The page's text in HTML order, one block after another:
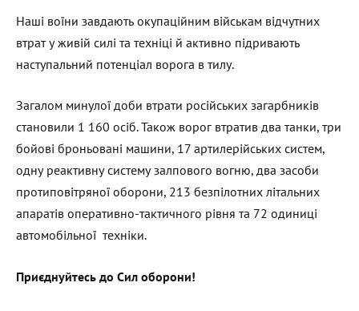
Наші воїни завдають окупаційним військам відчутних
втрат у живій силі та техніці й активно підривають
наступальний потенціал ворога в тилу.
Загалом минулої доби втрати російських загарбників
становили 1 160 осіб. Також ворог втратив два танки, три
бойові броньовані машини, 17 артилерійських систем,
одну реактивну систему залпового вогню, два засоби
протиповітряної оборони, 213 безпілотних літальних
апаратів оперативно-тактичного рівня та 72 одиниці
автомобільної техніки.
Приєднуйтесь до Сил оборони!